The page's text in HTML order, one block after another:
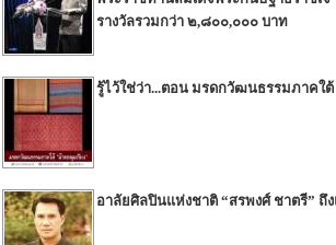
รางวัลรวมกว่า ๒,๘๐๐,๐๐๐ บาท
รู้ไว้ใช่ว่า...ตอน มรดกวัฒนธรรมภาคใต้
อาลัยศิลปินแห่งชาติ “สรพงศ์ ชาตรี” ถึ